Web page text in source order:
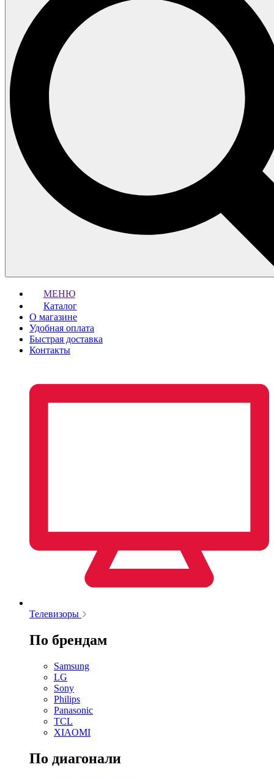
МЕНЮ
Каталог
О магазине
Удобная оплата
Быстрая доставка
Контакты
Телевизоры
По брендам
Samsung
LG
Sony
Philips
Panasonic
TCL
XIAOMI
По диагонали